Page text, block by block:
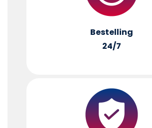
Bestelling
24/7